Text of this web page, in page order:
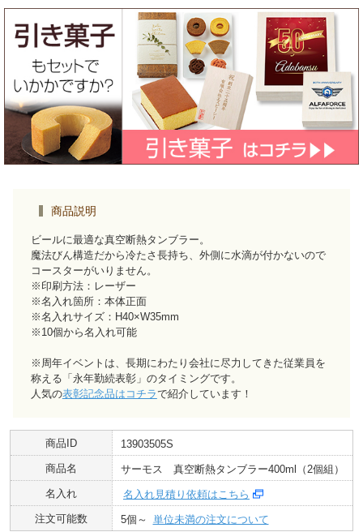
商品説明
ビールに最適な真空断熱タンブラー。
魔法びん構造だから冷たさ長持ち、外側に水滴が付かないので
コースターがいりません。
※印刷方法：レーザー
※名入れ箇所：本体正面
※名入れサイズ：H40×W35mm
※10個から名入れ可能
※周年イベントは、長期にわたり会社に尽力してきた従業員を
称える「永年勤続表彰」のタイミングです。
人気の表彰記念品はコチラで紹介しています！
商品ID
13903505S
商品名
サーモス 真空断熱タンブラー400ml（2個組）
名入れ
名入れ見積り依頼はこちら
注文可能数
5個～ 単位未満の注文について